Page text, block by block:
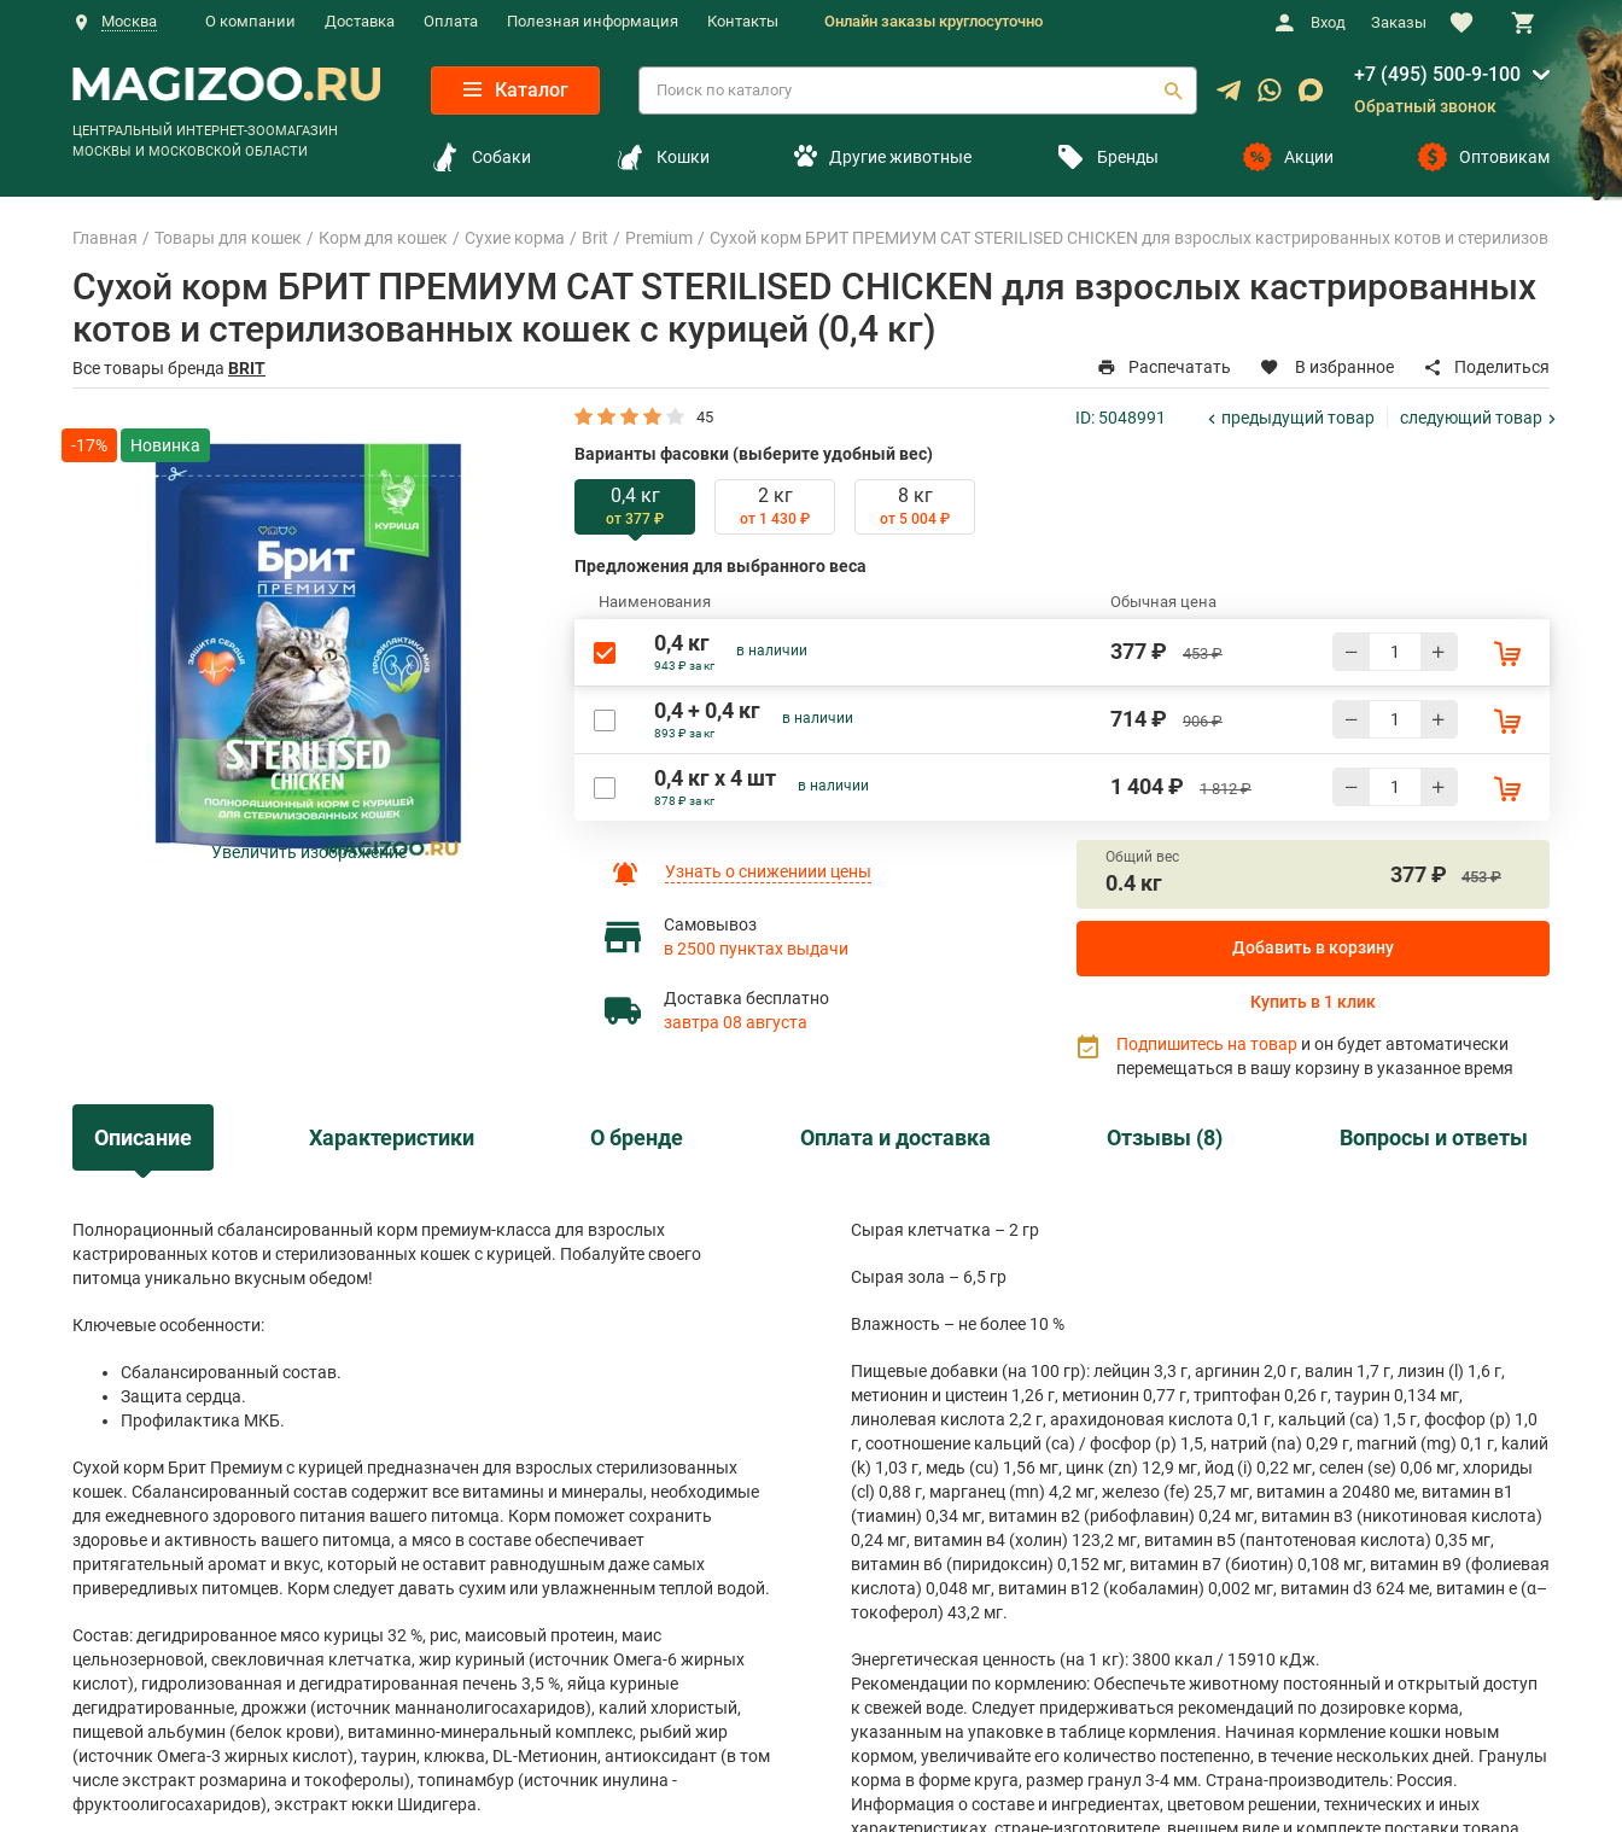
Москва О компании Доставка Оплата Полезная информация Контакты Онлайн заказы круглосуточно Вход Заказы
ЦЕНТРАЛЬНЫЙ ИНТЕРНЕТ-ЗООМАГАЗИН
МОСКВЫ И МОСКОВСКОЙ ОБЛАСТИ
Каталог
+7 (495) 500-9-100
Обратный звонок
Собаки Кошки Другие животные Бренды Акции Оптовикам
Главная Товары для кошек Корм для кошек Сухие корма Brit Premium Сухой корм БРИТ ПРЕМИУМ CAT STERILISED CHICKEN для взрослых кастрированных котов и стерилизованных
Сухой корм БРИТ ПРЕМИУМ CAT STERILISED CHICKEN для взрослых кастрированных
котов и стерилизованных кошек с курицей (0,4 кг)
Все товары бренда BRIT Распечатать В избранное Поделиться
-17%
Увеличить изображение
45 ID: 5048991 предыдущий товар следующий товар
Варианты фасовки (выберите удобный вес)
0,4 кг
от 377 ₽
2 кг
от 1 430 ₽
8 кг
от 5 004 ₽
Предложения для выбранного веса
Наименования Обычная цена
0,4 кг
943 ₽ за кг
в наличии 377 ₽ 453 ₽
0,4 + 0,4 кг
893 ₽ за кг
в наличии 714 ₽ 906 ₽
0,4 кг х 4 шт
878 ₽ за кг
в наличии 1 404 ₽ 1 812 ₽
Узнать о снижениии цены
Самовывоз
в 2500 пунктах выдачи
Доставка бесплатно
завтра 08 августа
Общий вес
0.4 кг 377 ₽ 453 ₽
Добавить в корзину
Купить в 1 клик
Подпишитесь на товар и он будет автоматически
перемещаться в вашу корзину в указанное время
Описание Характеристики О бренде Оплата и доставка Отзывы (8) Вопросы и ответы
Полнорационный сбалансированный корм премиум-класса для взрослых
кастрированных котов и стерилизованных кошек с курицей. Побалуйте своего
питомца уникально вкусным обедом!
Ключевые особенности:
Сбалансированный состав.
Защита сердца.
Профилактика МКБ.
Сухой корм Брит Премиум с курицей предназначен для взрослых стерилизованных
кошек. Сбалансированный состав содержит все витамины и минералы, необходимые
для ежедневного здорового питания вашего питомца. Корм поможет сохранить
здоровье и активность вашего питомца, а мясо в составе обеспечивает
притягательный аромат и вкус, который не оставит равнодушным даже самых
привередливых питомцев. Корм следует давать сухим или увлажненным теплой водой.
Состав: дегидрированное мясо курицы 32 %, рис, маисовый протеин, маис
цельнозерновой, свекловичная клетчатка, жир куриный (источник Омега-6 жирных
кислот), гидролизованная и дегидратированная печень 3,5 %, яйца куриные
дегидратированные, дрожжи (источник маннанолигосахаридов), калий хлористый,
пищевой альбумин (белок крови), витаминно-минеральный комплекс, рыбий жир
(источник Омега-3 жирных кислот), таурин, клюква, DL-Метионин, антиоксидант (в том
числе экстракт розмарина и токоферолы), топинамбур (источник инулина -
фруктоолигосахаридов), экстракт юкки Шидигера.
Сырая клетчатка – 2 гр
Сырая зола – 6,5 гр
Влажность – не более 10 %
Пищевые добавки (на 100 гр): лейцин 3,3 г, аргинин 2,0 г, валин 1,7 г, лизин (l) 1,6 г,
метионин и цистеин 1,26 г, метионин 0,77 г, триптофан 0,26 г, таурин 0,134 мг,
линолевая кислота 2,2 г, арахидоновая кислота 0,1 г, кальций (ca) 1,5 г, фосфор (p) 1,0
г, соотношение кальций (ca) / фосфор (p) 1,5, натрий (na) 0,29 г, mагний (mg) 0,1 г, kалий
(k) 1,03 г, медь (cu) 1,56 мг, цинк (zn) 12,9 мг, йод (i) 0,22 мг, селен (se) 0,06 мг, хлориды
(cl) 0,88 г, марганец (mn) 4,2 мг, железо (fe) 25,7 мг, витамин а 20480 ме, витамин в1
(тиамин) 0,34 мг, витамин в2 (рибофлавин) 0,24 мг, витамин в3 (никотиновая кислота)
0,24 мг, витамин в4 (холин) 123,2 мг, витамин в5 (пантотеновая кислота) 0,35 мг,
витамин в6 (пиридоксин) 0,152 мг, витамин в7 (биотин) 0,108 мг, витамин в9 (фолиевая
кислота) 0,048 мг, витамин в12 (кобаламин) 0,002 мг, витамин d3 624 ме, витамин е (α–
токоферол) 43,2 мг.
Энергетическая ценность (на 1 кг): 3800 ккал / 15910 кДж.
Рекомендации по кормлению: Обеспечьте животному постоянный и открытый доступ
к свежей воде. Следует придерживаться рекомендаций по дозировке корма,
указанным на упаковке в таблице кормления. Начиная кормление кошки новым
кормом, увеличивайте его количество постепенно, в течение нескольких дней. Гранулы
корма в форме круга, размер гранул 3-4 мм. Страна-производитель: Россия.
Информация о составе и ингредиентах, цветовом решении, технических и иных